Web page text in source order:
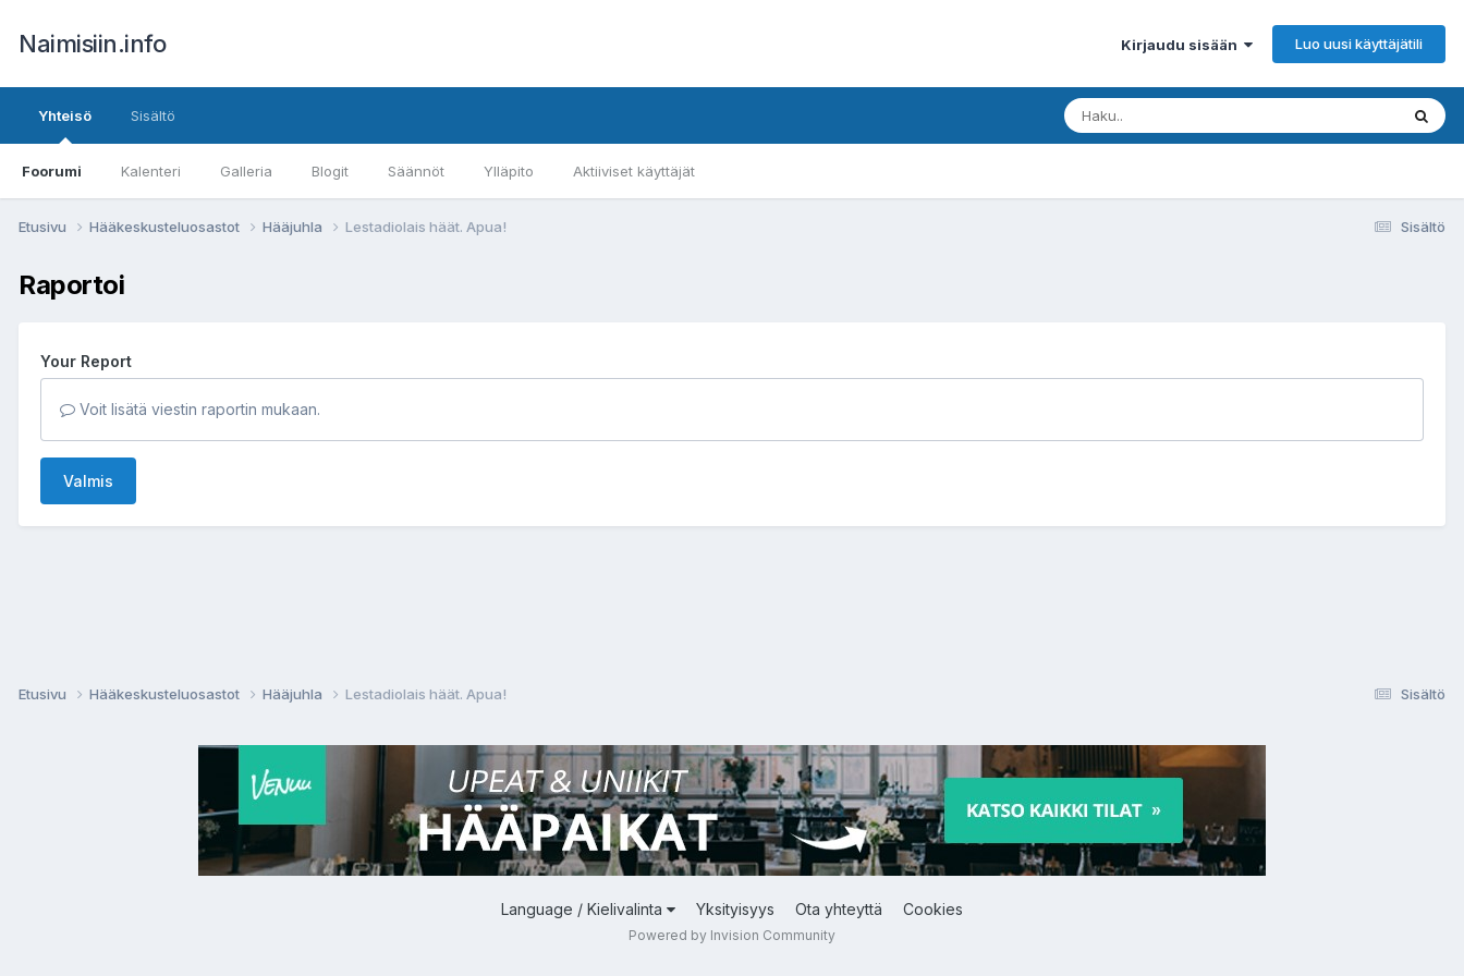
Naimisiin.info Kirjaudu sisään Luo uusi käyttäjätili
Yhteisö
Foorumi Kalenteri Galleria Blogit Säännöt Ylläpito Aktiiviset käyttäjät
Sisältö
Sisältö
Etusivu Hääkeskusteluosastot Hääjuhla Lestadiolais häät. Apua!
Raportoi
Your Report
Voit lisätä viestin raportin mukaan.
Valmis
Sisältö
Etusivu Hääkeskusteluosastot Hääjuhla Lestadiolais häät. Apua!
Language / Kielivalinta Yksityisyys Ota yhteyttä Cookies
Powered by Invision Community